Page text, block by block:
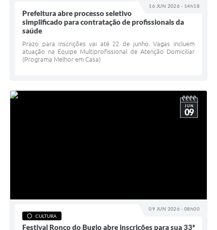
16 JUN 2026 - 14h18
Prefeitura abre processo seletivo
simplificado para contratação de profissionais da
saúde
Prazo para inscrições vai até 22 de junho. Vagas incluem
atuação na Equipe Multiprofissional de Atenção Domiciliar
(Programa Melhor em Casa)
09 JUN 2026 - 08h00
JUN
09
CULTURA
Festival Ronco do Bugio abre inscrições para sua 33ª